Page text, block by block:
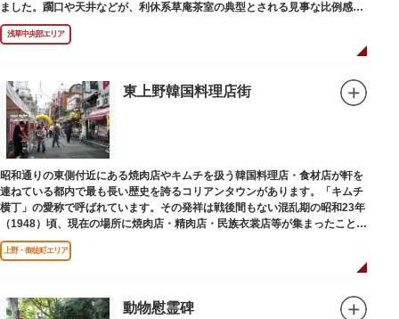
ました。躙口や天井などが、利休系草庵茶室の典型とされる見事な比例感を
醸し出しています。
浅草中央部エリア
東上野韓国料理店街
昭和通りの東側付近にある焼肉店やキムチを扱う韓国料理店・食材店が軒を
連ねている都内で最も長い歴史を誇るコリアンタウンがあります。「キムチ
横丁」の愛称で呼ばれています。その発祥は戦後間もない混乱期の昭和23年
（1948）頃、現在の場所に焼肉店・精肉店・民族衣裳店等が集まったことに
端を発しています。
上野・御徒町エリア
動物慰霊碑